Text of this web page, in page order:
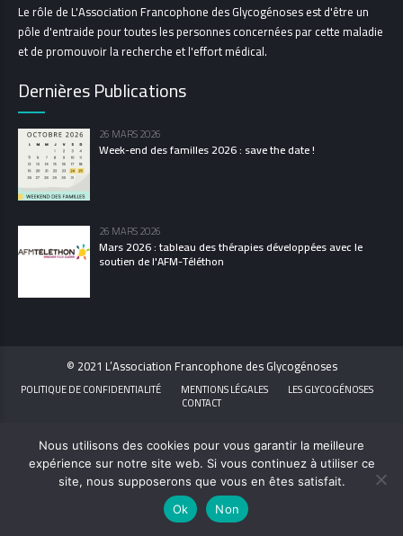
Le rôle de L'Association Francophone des Glycogénoses est d'être un
pôle d'entraide pour toutes les personnes concernées par cette maladie
et de promouvoir la recherche et l'effort médical.
Dernières Publications
26 MARS 2026
Week-end des familles 2026 : save the date !
26 MARS 2026
Mars 2026 : tableau des thérapies développées avec le
soutien de l'AFM-Téléthon
© 2021 L’Association Francophone des Glycogénoses
POLITIQUE DE CONFIDENTIALITÉ MENTIONS LÉGALES LES GLYCOGÉNOSES
CONTACT
Nous utilisons des cookies pour vous garantir la meilleure
expérience sur notre site web. Si vous continuez à utiliser ce
site, nous supposerons que vous en êtes satisfait.
Ok
Non